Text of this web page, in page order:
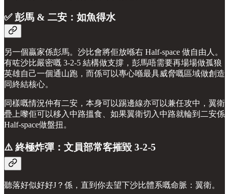
✅ 彭馬 & 二安：如魚得水
另一個贏家係彭馬。沙比會將佢放喺右 Half-space 做自由人。
有咗沙比嚴密嘅 3-2-5 結構做支撐，彭馬唔需要再場場做孤狼
英雄自己一個通山跑，而係可以專心喺最具威脅嘅區域做創造
同終結核心。
同樣嘅情況仲有二安，本身可以踢邊線亦可以兼任攻中，翼衛
疊上嚟佢可以移入中路搵食、如果翼衛切入中路就輪到二安係
Half-space做盤扭。
⚠️ 終極炸彈：文員部常客摧毀 3-2-5
聽落好似好好J？係，直到你去望下沙比體系嘅命脈：翼衛。